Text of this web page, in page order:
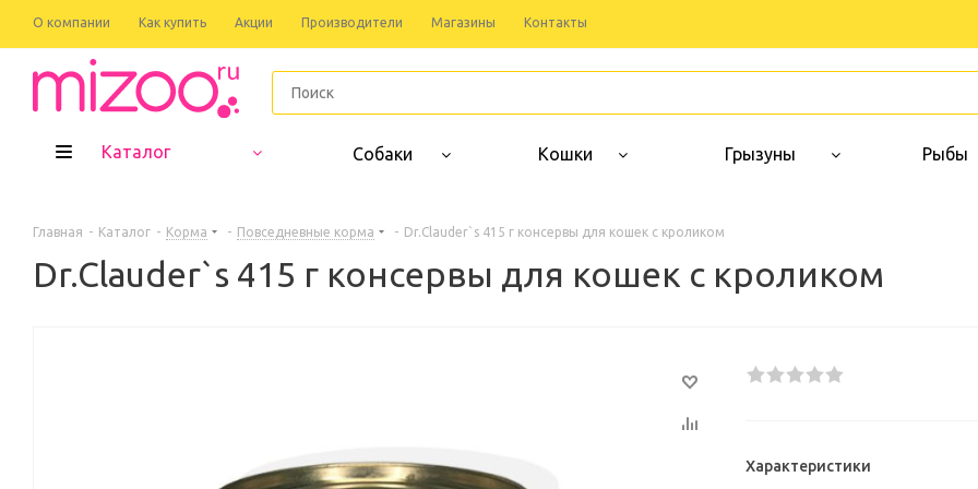
О компании Как купить Акции Производители Магазины Контакты
Каталог Собаки Кошки Грызуны Рыбы
Главная - Каталог - Корма - Повседневные корма - Dr.Clauder`s 415 г консервы для кошек с кроликом
Dr.Clauder`s 415 г консервы для кошек с кроликом
Характеристики